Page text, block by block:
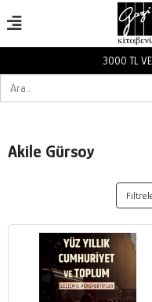
3000 TL VE
Akile Gürsoy